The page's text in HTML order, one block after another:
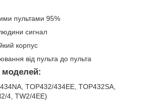
пультами 95%
сигнал
корпус
від пульта до пульта
моделей:
TOP432/434EE, TOP432SA,
4, TW2/4EE)